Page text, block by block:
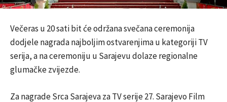
Večeras u 20 sati bit će održana svečana ceremonija
dodjele nagrada najboljim ostvarenjima u kategoriji TV
serija, a na ceremoniju u Sarajevu dolaze regionalne
glumačke zvijezde.
Za nagrade Srca Sarajeva za TV serije 27. Sarajevo Film